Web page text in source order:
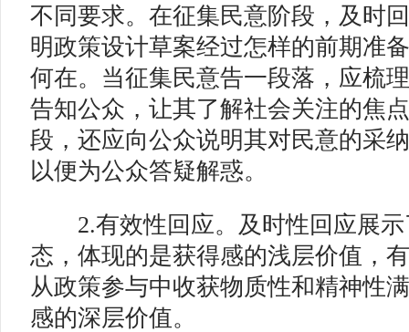
不同要求。在征集民意阶段，及时
明政策设计草案经过怎样的前期准
何在。当征集民意告一段落，应梳
告知公众，让其了解社会关注的焦
段，还应向公众说明其对民意的采
以便为公众答疑解惑。
2.有效性回应。 及时性回应展
态，体现的是获得感的浅层价值，
从政策参与中收获物质性和精神性
感的深层价值。